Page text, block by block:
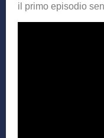
il primo episodio